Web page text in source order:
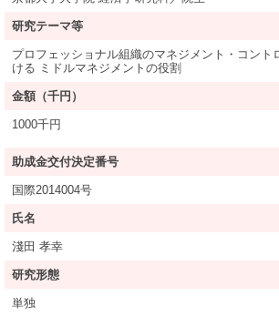
研究テーマ等
プロフェッショナル組織のマネジメント・コント
ける ミドルマネジメントの役割
金額（千円）
1000千円
助成金交付決定番号
国際2014004号
氏名
淺田 孝幸
研究形態
単独